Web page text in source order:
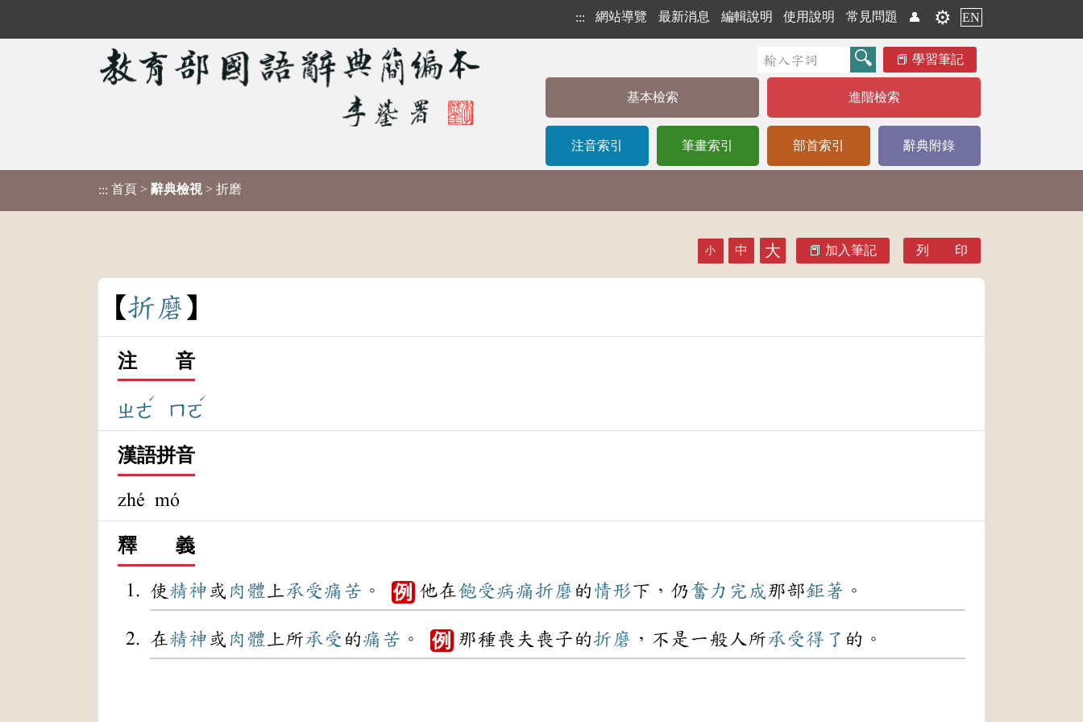
::: 網站導覽 最新消息 編輯說明 使用說明 常見問題 👤 ⚙️ EN
學習筆記
基本檢索 進階檢索
注音索引 筆畫索引 部首索引 辭典附錄
::: 首頁 > 辭典檢視 > 折磨
小 中 大 加入筆記 列 印
折磨
注 音
ㄓㄜ
ˊ
ㄇㄛ
ˊ
漢語拼音
zhé mó
釋 義
使 精神 或 肉體 上承受痛苦 。 例 他在飽受病痛折磨 的 情形下，仍奮力 完成那部鉅著 。
在精神 或 肉體 上所承受 的痛苦 。 例 那種喪夫喪子的折磨 ，不是一般人所承受得了 的。